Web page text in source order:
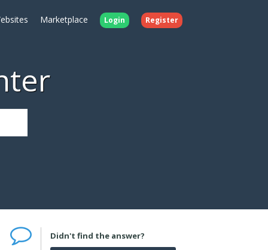
Marketplace Login Register
Didn't find the answer?